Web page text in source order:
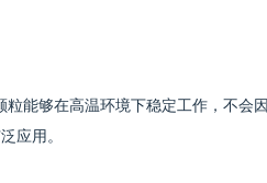
能够在高温环境下稳定工作，不会
应用。